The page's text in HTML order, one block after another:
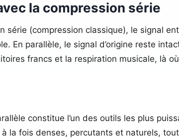
la compression série
série (compression classique), le signal
En parallèle, le signal d’origine reste
francs et la respiration musicale, là
constitue l’un des outils les plus
à la fois denses, percutants et naturels,